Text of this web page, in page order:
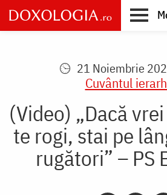
Skip
to
main
21 Noiembrie
Cuvântul
(Video) „Dacă
te rogi, stai pe
rugători” – PS